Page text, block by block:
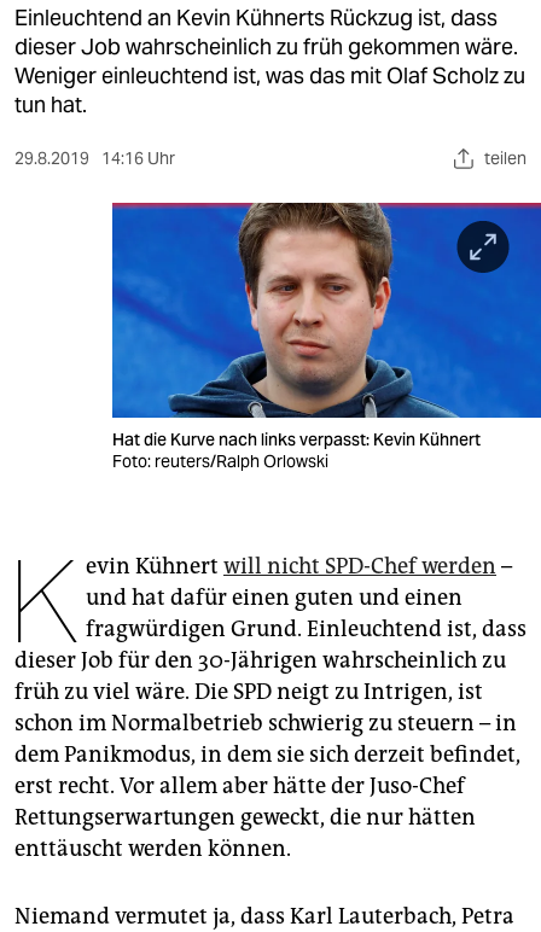
kultur
sport
fragen & hilfe
genossenschaft
epaper login
Einleuchtend an Kevin Kühnerts Rückzug ist, dass
dieser Job wahrscheinlich zu früh gekommen wäre.
Weniger einleuchtend ist, was das mit Olaf Scholz zu
tun hat.
29.8.2019 14:16 Uhr teilen
Hat die Kurve nach links verpasst: Kevin Kühnert
Foto: reuters/Ralph Orlowski
K evin Kühnert will nicht SPD-Chef werden –
und hat dafür einen guten und einen
fragwürdigen Grund. Einleuchtend ist, dass
dieser Job für den 30-Jährigen wahrscheinlich zu
früh zu viel wäre. Die SPD neigt zu Intrigen, ist
schon im Normalbetrieb schwierig zu steuern – in
dem Panikmodus, in dem sie sich derzeit befindet,
erst recht. Vor allem aber hätte der Juso-Chef
Rettungserwartungen geweckt, die nur hätten
enttäuscht werden können.
Niemand vermutet ja, dass Karl ­Lauterbach, Petra